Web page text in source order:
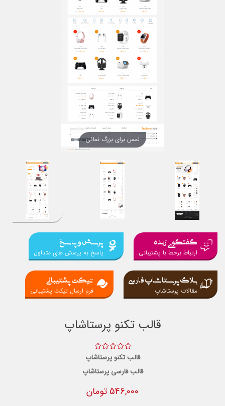
لمس برای بزرگ نمائی
گفتگوی زنده
ارتباط برخط با پشتیبانی
پرسش و پاسخ
پاسخ به پرسش های متداول
بلاگ پرستاشاپ فارسی
مقالات پرستاشاپ
تیکت پشتیبانی
فرم ارسال تیکت پشتیبانی
قالب تکنو پرستاشاپ
قالب تکنو پرستاشاپ
قالب فارسی پرستاشاپ
546,000 تومان